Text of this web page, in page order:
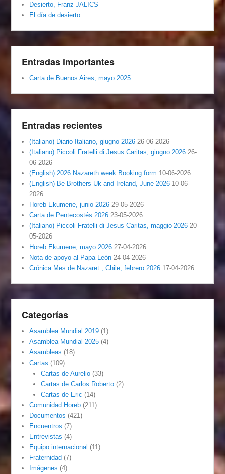
Desierto, Franz JALICS
El día de desierto
Entradas importantes
Carta de Buenos Aires, mayo 2025
Entradas recientes
(Italiano) Diario Italiano, giugno 2026 26-06-2026
(Italiano) Piccoli Fratelli di Jesus Caritas, giugno 2026 26-
06-2026
(English) 2026 Nazareth week Booking form 10-06-2026
(English) Be Brothers Uk and Ireland, June 2026 10-06-
2026
Horeb Ekumene, junio 2026 29-05-2026
Carta de Pentecostés 2026 23-05-2026
(Italiano) Piccoli Fratelli di Jesus Caritas, maggio 2026 20-
05-2026
Horeb Ekumene, mayo 2026 27-04-2026
Nota de apoyo al Papa León 24-04-2026
Crónica Mes de Nazaret , Chile, febrero 2026 17-04-2026
Categorías
Asamblea Mundial 2019 (1)
Asamblea Mundial 2025 (4)
Asambleas (18)
Cartas (109)
Cartas de Aurelio(33)
Cartas de Carlos Roberto(2)
Cartas de Eric (14)
Comunidad Horeb (211)
Documentos (421)
Encuentros (7)
Entrevistas (4)
Equipo internacional (11)
Fraternidad (7)
Imágenes (4)